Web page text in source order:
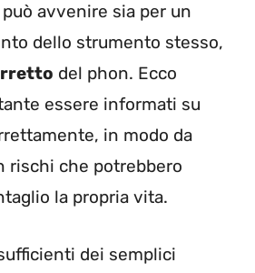
avvenire sia per un
dello strumento stesso,
del phon. Ecco
essere informati su
in modo da
rischi che potrebbero
la propria vita.
dei semplici